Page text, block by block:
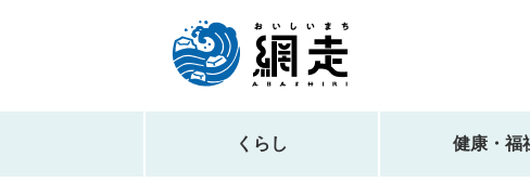
先
を
くらし 健康・福